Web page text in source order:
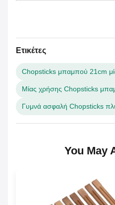
Ετικέτες
Chopsticks μπαμπού 21cm
Μίας χρήσης Chopsticks
Γυμνά ασφαλή Chopsticks
You May